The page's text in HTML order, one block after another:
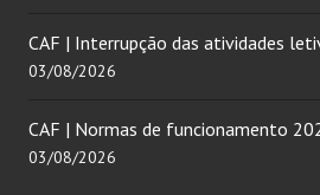
CAF | Interrupção das atividades
03/08/2026
CAF | Normas de funcionamento
03/08/2026